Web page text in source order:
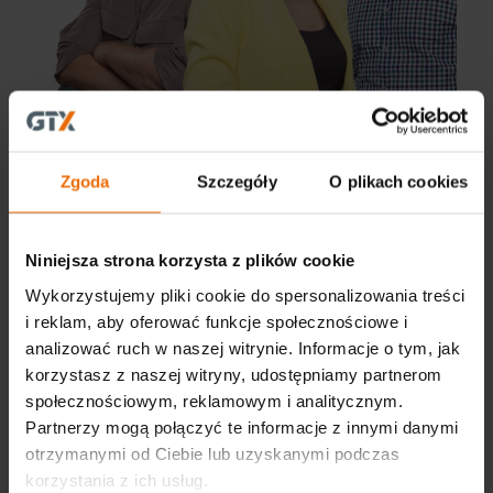
Zgoda Szczegóły O plikach cookies
Niniejsza strona korzysta z plików cookie
Wykorzystujemy pliki cookie do spersonalizowania treści
i reklam, aby oferować funkcje społecznościowe i
analizować ruch w naszej witrynie. Informacje o tym, jak
korzystasz z naszej witryny, udostępniamy partnerom
społecznościowym, reklamowym i analitycznym.
Partnerzy mogą połączyć te informacje z innymi danymi
otrzymanymi od Ciebie lub uzyskanymi podczas
korzystania z ich usług.